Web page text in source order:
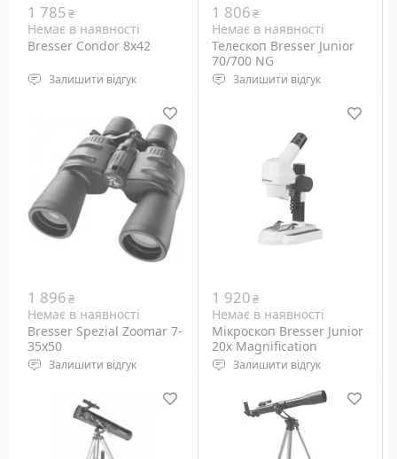
1 785₴
Немає в наявності
Bresser Condor 8x42
Залишити відгук
Тип призм: Roof
Діаметр об'єктива: 42 мм
Кратність наближення:
1 806₴
Немає в наявності
Телескоп Bresser Junior
70/700 NG
Залишити відгук
Діаметр об'єктива: 70 мм
Монтування:
Екваторіальне (NG
1 896₴
Немає в наявності
Bresser Spezial Zoomar 7-
35x50
Залишити відгук
Тип призм: Porro
Діаметр об'єктива: 50 мм
Кратність наближення:
1 920₴
Немає в наявності
Мікроскоп Bresser Junior
20x Magnification
(8856500)
Залишити відгук
Збільшення мікроскопа:
Збільшення окуляра: 10х
Вага: 0.391 кг